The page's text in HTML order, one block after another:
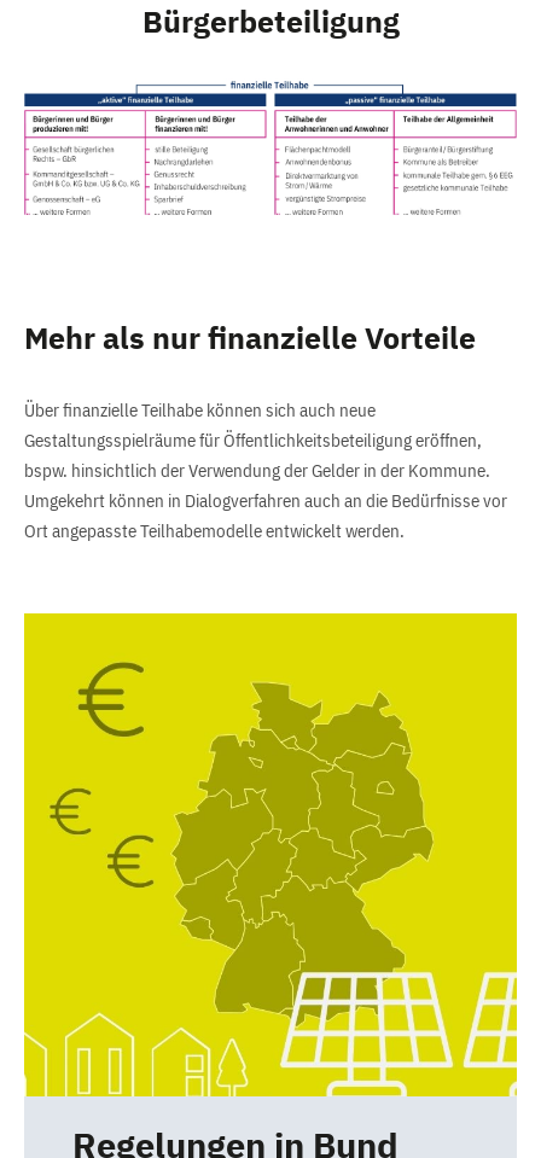
Bürgerbeteiligung
Mehr als nur finanzielle Vorteile
Über finanzielle Teilhabe können sich auch neue
Gestaltungsspielräume für Öffentlichkeitsbeteiligung eröffnen,
bspw. hinsichtlich der Verwendung der Gelder in der Kommune.
Umgekehrt können in Dialogverfahren auch an die Bedürfnisse vor
Ort angepasste Teilhabemodelle entwickelt werden.
Regelungen in Bund